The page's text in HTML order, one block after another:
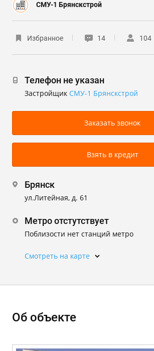
СМУ-1 Брянскстрой
Избранное 14 104
Телефон не указан
Застройщик СМУ-1 Брянскстрой
Заказать звонок
Взять в кредит
Брянск
ул.Литейная, д. 61
Метро отстутствует
Поблизости нет станций метро
Смотреть на карте
Об объекте